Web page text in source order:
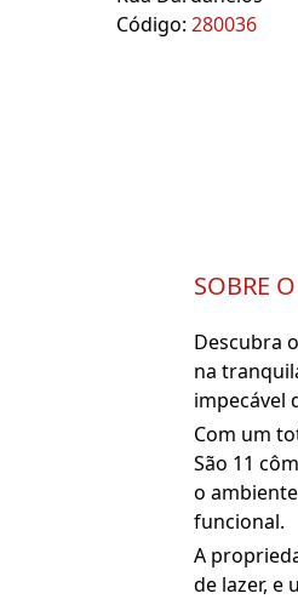
Código: 280036
SOBRE
Descubra
na
impecável
Com um
São 11
o
funcional.
A
de lazer, e